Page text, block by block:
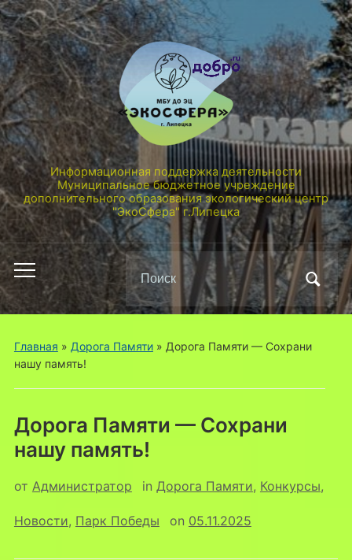
Информационная поддержка деятельности
Муниципальное бюджетное учреждение
дополнительного образования экологический центр
"ЭкоСфера" г.Липецка
Переключить
мобильное
меню
Поиск
по:
Главная » Дорога Памяти» Дорога Памяти — Сохрани
нашу память!
Дорога Памяти — Сохрани
нашу память!
от Администратор in Дорога Памяти, Конкурсы,
Новости, Парк Победы on 05.11.2025